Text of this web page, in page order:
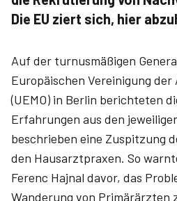
Die EU ziert sich, hier
Auf der turnusmäßigen
Europäischen Vereinigung
(UEMO) in Berlin berichteten
Erfahrungen aus den
beschrieben eine Zuspitzung
den Hausarztpraxen. So
Ferenc Hajnal davor, das
Wanderung von Primärärzten